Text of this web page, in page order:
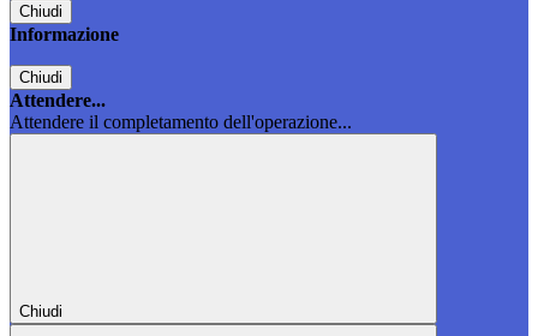
Chiudi
Informazione
Chiudi
Attendere...
Attendere il completamento dell'operazione...
Chiudi